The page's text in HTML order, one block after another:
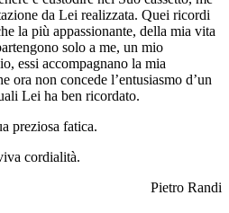
da Lei realizzata. Quei ricordi
la più appassionante, della mia vita
solo a me, un mio
essi accompagnano la mia
ora non concede l’entusiasmo d’un
Lei ha ben ricordato.
preziosa fatica.
cordialità.
Pietro Randi